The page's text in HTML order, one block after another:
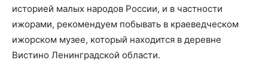
историей малых народов России, и в частности
ижорами, рекомендуем побывать в краеведческом
ижорском музее, который находится в деревне
Вистино Ленинградской области.